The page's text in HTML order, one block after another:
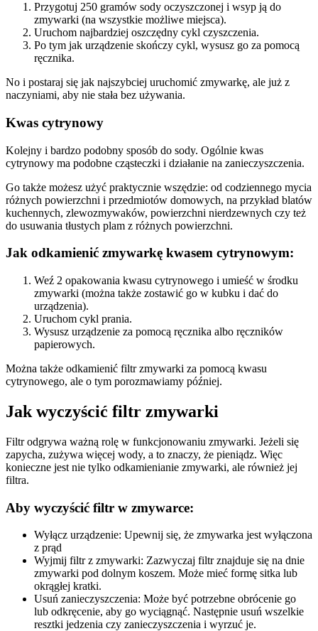
Przygotuj 250 gramów sody oczyszczonej i wsyp ją do
zmywarki (na wszystkie możliwe miejsca).
Uruchom najbardziej oszczędny cykl czyszczenia.
Po tym jak urządzenie skończy cykl, wysusz go za pomocą
ręcznika.
No i postaraj się jak najszybciej uruchomić zmywarkę, ale już z
naczyniami, aby nie stała bez używania.
Kwas cytrynowy
Kolejny i bardzo podobny sposób do sody. Ogólnie kwas
cytrynowy ma podobne cząsteczki i działanie na zanieczyszczenia.
Go także możesz użyć praktycznie wszędzie: od codziennego mycia
różnych powierzchni i przedmiotów domowych, na przykład blatów
kuchennych, zlewozmywaków, powierzchni nierdzewnych czy też
do usuwania tłustych plam z różnych powierzchni.
Jak odkamienić zmywarkę kwasem cytrynowym:
Weź 2 opakowania kwasu cytrynowego i umieść w środku
zmywarki (można także zostawić go w kubku i dać do
urządzenia).
Uruchom cykl prania.
Wysusz urządzenie za pomocą ręcznika albo ręczników
papierowych.
Można także odkamienić filtr zmywarki za pomocą kwasu
cytrynowego, ale o tym porozmawiamy później.
Jak wyczyścić filtr zmywarki
Filtr odgrywa ważną rolę w funkcjonowaniu zmywarki. Jeżeli się
zapycha, zużywa więcej wody, a to znaczy, że pieniądz. Więc
konieczne jest nie tylko odkamienianie zmywarki, ale również jej
filtra.
Aby wyczyścić filtr w zmywarce:
Wyłącz urządzenie: Upewnij się, że zmywarka jest wyłączona
z prąd
Wyjmij filtr z zmywarki: Zazwyczaj filtr znajduje się na dnie
zmywarki pod dolnym koszem. Może mieć formę sitka lub
okrągłej kratki.
Usuń zanieczyszczenia: Może być potrzebne obrócenie go
lub odkręcenie, aby go wyciągnąć. Następnie usuń wszelkie
resztki jedzenia czy zanieczyszczenia i wyrzuć je.